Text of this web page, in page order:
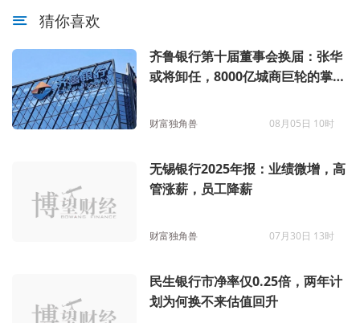
猜你喜欢
齐鲁银行第十届董事会换届：张华
或将卸任，8000亿城商巨轮的掌舵
财富独角兽 08月05日 10时
无锡银行2025年报：业绩微增，高
管涨薪，员工降薪
财富独角兽 07月30日 13时
民生银行市净率仅0.25倍，两年计
划为何换不来估值回升